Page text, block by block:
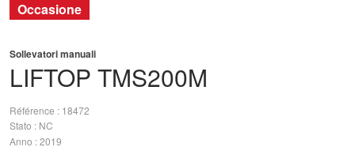
LIFTOP TMS200M
Sollevatori manuali
Référence
18472
Stato
NC
Anno 2019
Occasione